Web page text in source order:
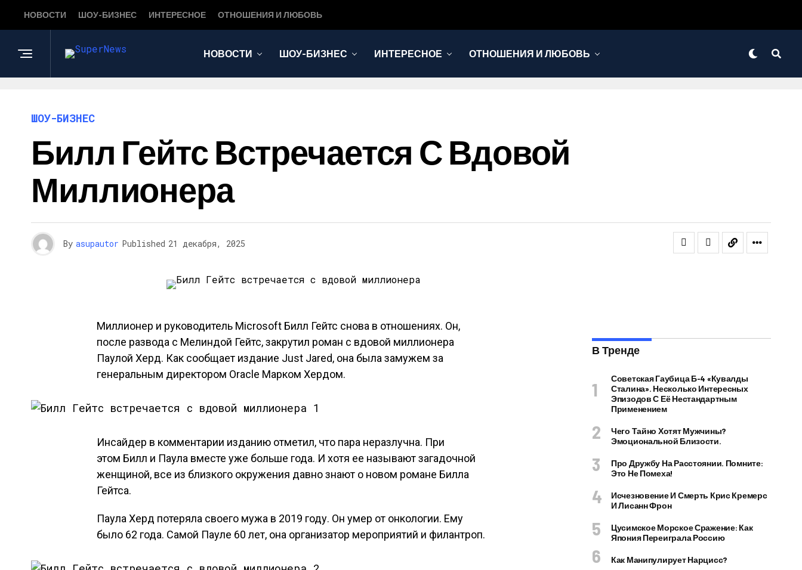
НОВОСТИ ШОУ-БИЗНЕС ИНТЕРЕСНОЕ ОТНОШЕНИЯ И ЛЮБОВЬ
НОВОСТИ ШОУ-БИЗНЕС ИНТЕРЕСНОЕ ОТНОШЕНИЯ И ЛЮБОВЬ
ШОУ-БИЗНЕС
Билл Гейтс Встречается С Вдовой
Миллионера
By asupautor Published 21 декабря, 2025
Миллионер и руководитель Microsoft Билл Гейтс снова в отношениях. Он,
после развода с Мелиндой Гейтс, закрутил роман с вдовой миллионера
Паулой Херд. Как сообщает издание Just Jared, она была замужем за
генеральным директором Oracle Марком Хердом.
Инсайдер в комментарии изданию отметил, что пара неразлучна. При
этом Билл и Паула вместе уже больше года. И хотя ее называют загадочной
женщиной, все из близкого окружения давно знают о новом романе Билла
Гейтса.
Паула Херд потеряла своего мужа в 2019 году. Он умер от онкологии. Ему
было 62 года. Самой Пауле 60 лет, она организатор мероприятий и филантроп.
В Тренде
Советская Гаубица Б-4 «Кувалды
Сталина». Несколько Интересных
Эпизодов С Её Нестандартным
Применением
Чего Тайно Хотят Мужчины?
Эмоциональной Близости.
Про Дружбу На Расстоянии. Помните:
Это Не Помеха!
Исчезновение И Смерть Крис Кремерс
И Лисанн Фрон
Цусимское Морское Сражение: Как
Япония Переиграла Россию
Как Манипулирует Нарцисс?